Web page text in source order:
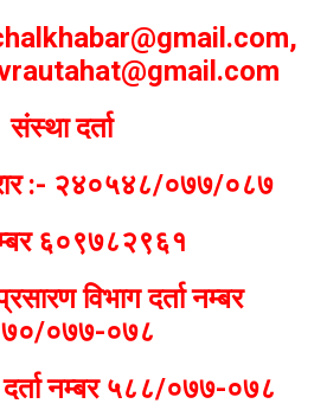
संस्था दर्ता
:- २४०५४८/०७७/०८७
६०९७८२९६१
विभाग दर्ता नम्बर
०७७-०७८
नम्बर ५८८/०७७-०७८